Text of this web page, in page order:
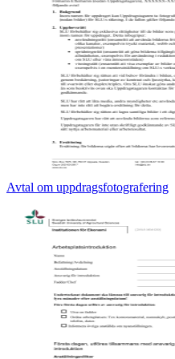
Avtal om uppdragsfotografering